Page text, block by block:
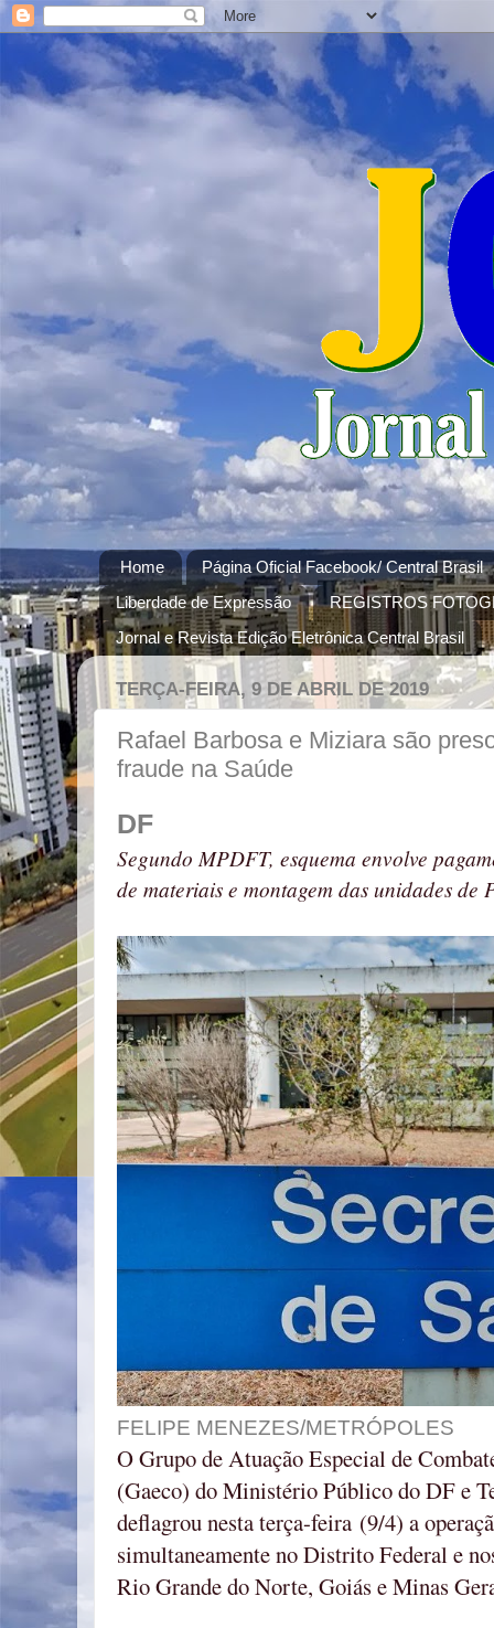
Home
Página Oficial Facebook/ Central Brasil
Liberdade de Expressão
REGISTROS
Jornal e Revista Edição Eletrônica Central Brasil
TERÇA-FEIRA, 9 DE ABRIL DE 2019
Rafael Barbosa e Miziara são
fraude na Saúde
DF
Segundo MPDFT, esquema envolve
de materiais e montagem das unidades de
FELIPE MENEZES/METRÓPOLES
O Grupo de Atuação Especial de
(Gaeco) do Ministério Público do DF e
deflagrou nesta terça-feira (9/4) a
simultaneamente no Distrito Federal e
Rio Grande do Norte, Goiás e Minas